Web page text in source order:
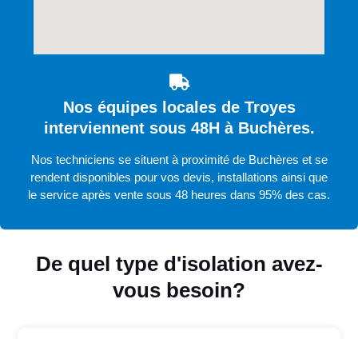
De quel type d'isolation avez-
vous besoin?
Nos équipes locales de Troyes
interviennent sous 48H à Buchères.
Nos techniciens se situent à proximité de Buchères et se
rendent disponibles pour vos devis, installations ainsi que
le service après vente sous 48 heures dans 95% des cas.